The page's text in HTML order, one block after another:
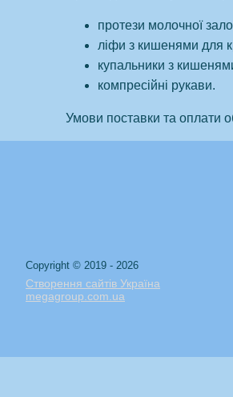
протези молочної
ліфи з кишенями для
купальники з
компресійні рукави.
Умови поставки та оплати
Copyright © 2019 - 2026
Створення сайтів Україна
megagroup.com.ua